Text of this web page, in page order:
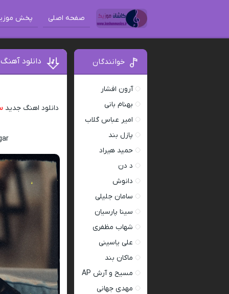
صفحه اصلی پخش
دانلود
دانلود اهنگ جدید
خوانندگان
آرون افشار
بهنام بانی
امیر عباس گلاب
پازل بند
حمید هیراد
د دن
دانوش
سامان جلیلی
سینا پارسیان
شهاب مظفری
علی یاسینی
ماکان بند
مسیح و آرش AP
مهدی جهانی